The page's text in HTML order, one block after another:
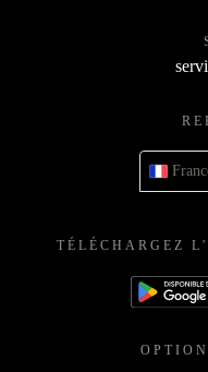
TÉLÉCHARGEZ